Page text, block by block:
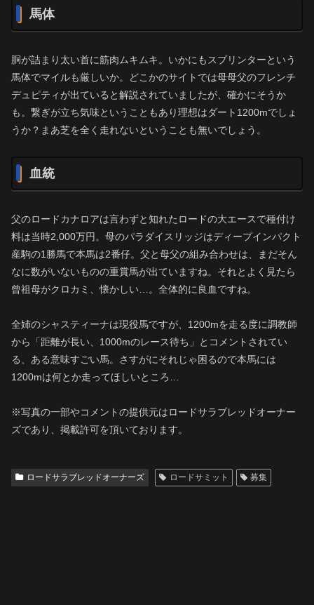
馬体
胴が詰まり太い首に筋肉ムキムキ。いかにもスプリンターという
馬体でマイルも厳しいか。どこかのサイトでは母母父のフレンチ
デュピティが出ていると解説されていましたが、確かにそうか
も。繋ぎが立ち気味ということもあり理想はダート1200mでしょ
うか？まあ芝を全く走れないということも無いでしょう。
血統
父のロードカナロアは言わずと知れたロードの大エースで種付け
料は当時2,000万円。母のパラダイスリッジはディープインパクト
産駒の1勝馬で本馬は2番仔。父と母父の組み合わせは、まだそん
なに数がいないものの重賞馬が出ていますね。それとよく見たら
曾祖母がクロカミ、懐かしい…。全体的に良血ですね。
全姉のシャスティーナは現役馬ですが、1200mを走る度に調教師
から「距離が長い、1000mのレース待ち」とコメントされてい
る、ある意味すごい馬。さすがにそれじゃ困るので本馬には
1200mは何とか走ってほしいところ…
※写真の一部やコメントの提供元はロードサラブレッドオーナー
ズであり、掲載許可を頂いております。
ロードサラブレッドオーナーズ ロードサミット 募集